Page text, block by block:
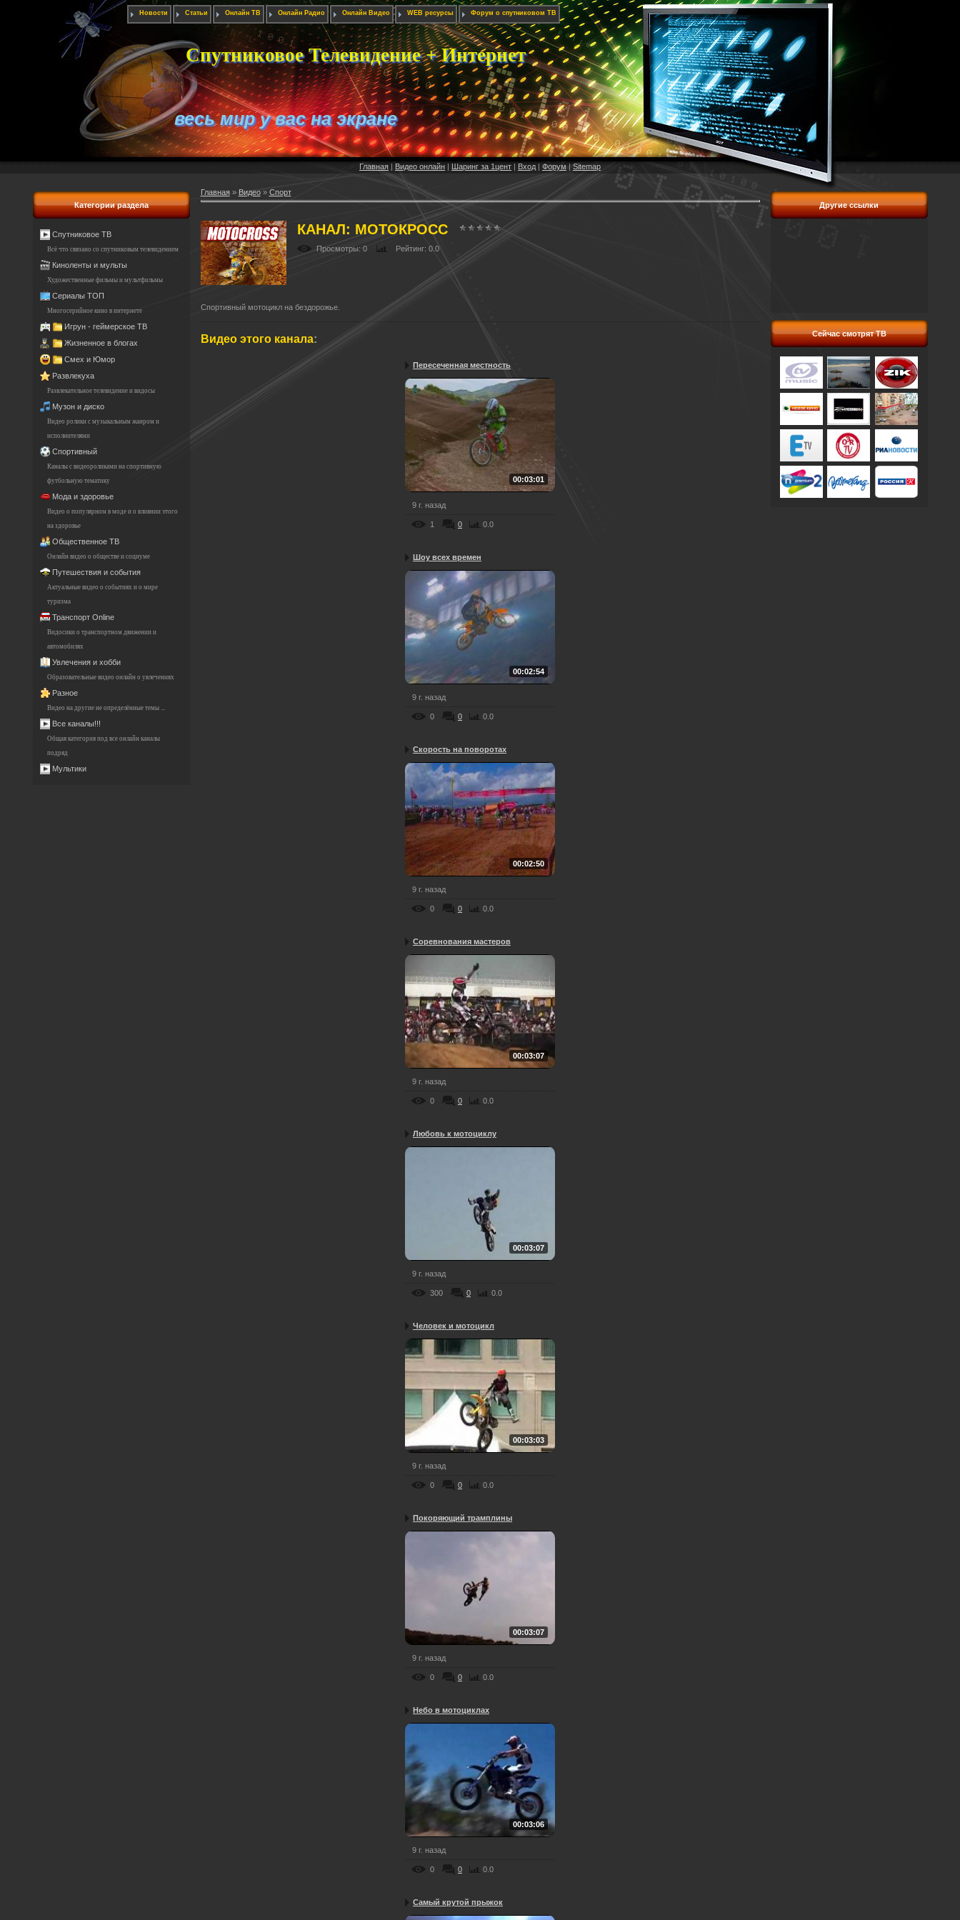
Новости Статьи Онлайн ТВ Онлайн Радио Онлайн Видео WEB ресурсы Форум о спутниковом ТВ
Спутниковое Телевидение + Интернет
весь мир у вас на экране
Главная | Видео онлайн | Шаринг за 1цент | Вход | Форум|Sitemap
Категории раздела
Спутниковое ТВ
Всё что связано со спутниковым телевидением
Киноленты и мульты
Художественные фильмы и мультфильмы
Сериалы ТОП
Многосерийное кино в интернете
Игрун - геймерское ТВ
Жизненное в блогах
Смех и Юмор
Развлекуха
Развлекательное телевидение и видосы
Музон и диско
Видео ролики с музыкальным жанром и
исполнителями
Спортивный
Каналы с видеороликами на спортивную
футбольную тематику
Мода и здоровье
Видео о популярном в моде и о влиянии этого
на здоровье
Общественное ТВ
Онлайн видео о обществе и социуме
Путешествия и события
Актуальные видео о событиях и о мире
туризма
Транспорт Online
Видосики о транспортном движении и
автомобилях
Увлечения и хобби
Образовательные видео онлайн о увлечениях
Разное
Видео на другие не определённые темы ...
Все каналы!!!
Общая категория под все онлайн каналы
подряд
Мультики
Главная» Видео» Спорт
КАНАЛ: МОТОКРОСС
Просмотры: 0 Рейтинг: 0.0
Спортивный мотоцикл на бездорожье.
Видео этого канала:
Пересеченная местность
00:03:01
9 г. назад
1 0 0.0
Шоу всех времен
00:02:54
9 г. назад
0 0 0.0
Скорость на поворотах
00:02:50
9 г. назад
0 0 0.0
Соревнования мастеров
00:03:07
9 г. назад
0 0 0.0
Любовь к мотоциклу
00:03:07
9 г. назад
300 0 0.0
Человек и мотоцикл
00:03:03
9 г. назад
0 0 0.0
Покоряющий трамплины
00:03:07
9 г. назад
0 0 0.0
Небо в мотоциклах
00:03:06
9 г. назад
0 0 0.0
Самый крутой прыжок
Другие ссылки
Сейчас смотрят ТВ